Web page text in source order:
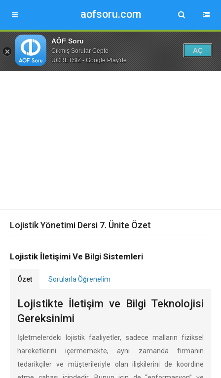
aofsoru.com
AÖF Soru
Çıkmış Sorular Cepte
ÜCRETSİZ - Google Play'de
AÇ
Lojistik Yönetimi Dersi 7. Ünite Özet
Lojistik İletişimi Ve Bilgi Sistemleri
Özet Sorularla Öğrenelim
Lojistikte İletişim ve Bilgi Teknolojisi
Gereksinimi
İşletmelerdeki lojistik faaliyetler, sadece malların fiziksel
hareketlerini içermemekte, aynı zamanda firmanın
tedarikçiler ve müşterileriyle olan ilişkilerini de koordine